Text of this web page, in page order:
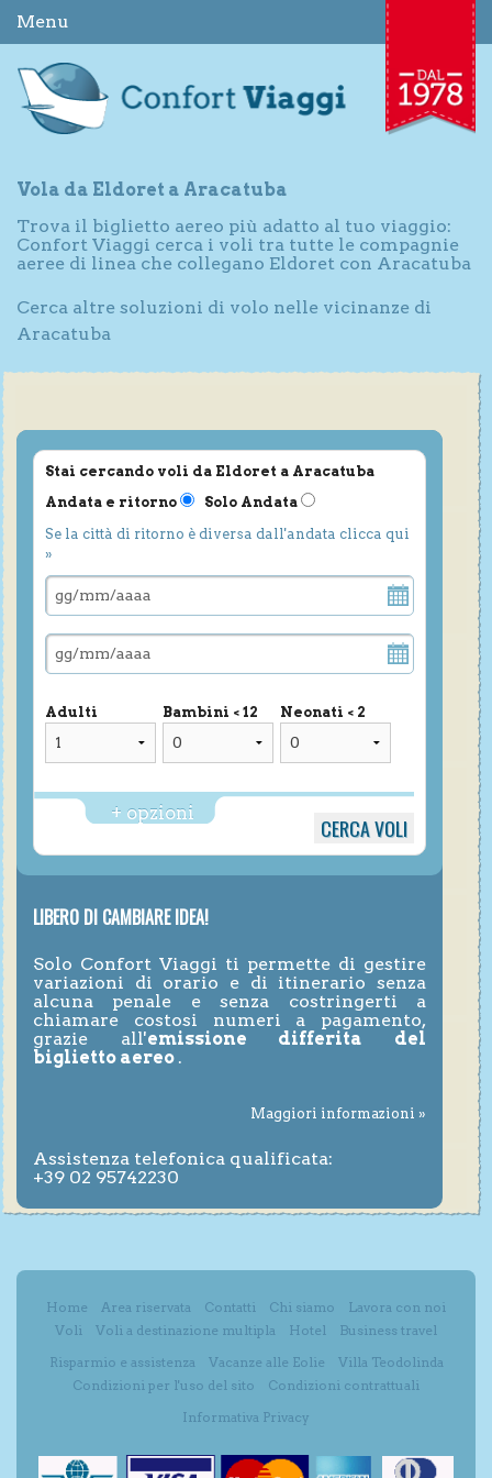
Menu
Vola da Eldoret a Aracatuba
Trova il biglietto aereo più adatto al tuo viaggio:
Confort Viaggi cerca i voli tra tutte le compagnie
aeree di linea che collegano Eldoret con Aracatuba
Cerca altre soluzioni di volo nelle vicinanze di
Aracatuba
Stai cercando voli da Eldoret a Aracatuba
Andata e ritorno
Solo Andata
Se la città di ritorno è diversa dall'andata clicca qui
»
Adulti Bambini < 12 Neonati < 2
+ opzioni
LIBERO DI CAMBIARE IDEA!
Solo Confort Viaggi ti permette di gestire
variazioni di orario e di itinerario senza
alcuna penale e senza costringerti a
chiamare costosi numeri a pagamento,
grazie all'emissione differita del
biglietto aereo .
Maggiori informazioni »
Assistenza telefonica qualificata:
+39 02 95742230
Home Area riservata Contatti Chi siamo
Lavora con noi
Voli
Voli a destinazione multipla Hotel
Business travel
Risparmio e assistenza
Vacanze alle Eolie
Villa Teodolinda
Condizioni per l'uso del sito
Condizioni contrattuali
Informativa Privacy